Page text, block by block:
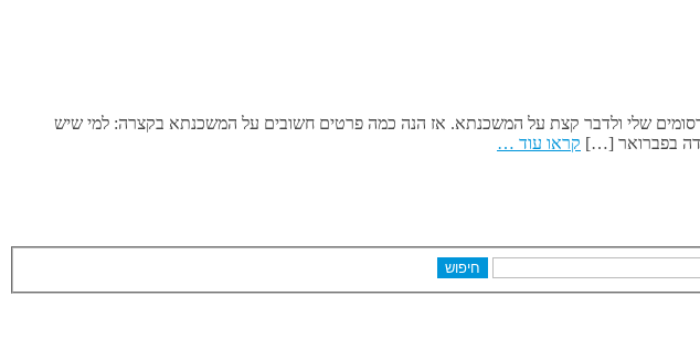
שלי ולדבר קצת על המשכנתא. אז הנה כמה פרטים חשובים על המשכנתא בקצרה: למי שיש
בפברואר […] קראו עוד …
חיפוש